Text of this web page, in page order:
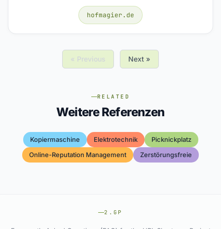
hofmagier.de
« Previous Next »
RELATED
Weitere Referenzen
Kopiermaschine Elektrotechnik
Picknickplatz
Online-Reputation Management
Zerstörungsfreie
2.GP